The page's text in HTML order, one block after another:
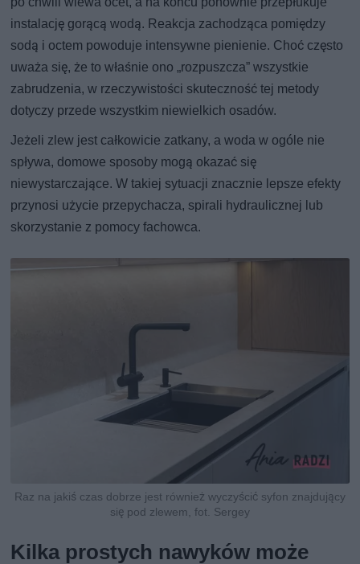
instalację gorącą wodą. Reakcja zachodząca pomiędzy
sodą i octem powoduje intensywne pienienie. Choć często
uważa się, że to właśnie ono „rozpuszcza” wszystkie
zabrudzenia, w rzeczywistości skuteczność tej metody
dotyczy przede wszystkim niewielkich osadów.
Jeżeli zlew jest całkowicie zatkany, a woda w ogóle nie
spływa, domowe sposoby mogą okazać się
niewystarczające. W takiej sytuacji znacznie lepsze efekty
przynosi użycie przepychacza, spirali hydraulicznej lub
skorzystanie z pomocy fachowca.
Raz na jakiś czas dobrze jest również wyczyścić syfon znajdujący
się pod zlewem, fot. Sergey
Kilka prostych nawyków może